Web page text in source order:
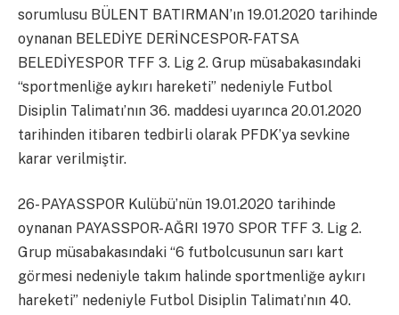
sorumlusu BÜLENT BATIRMAN’ın 19.01.2020 tarihinde
oynanan BELEDİYE DERİNCESPOR-FATSA
BELEDİYESPOR TFF 3. Lig 2. Grup müsabakasındaki
“sportmenliğe aykırı hareketi” nedeniyle Futbol
Disiplin Talimatı’nın 36. maddesi uyarınca 20.01.2020
tarihinden itibaren tedbirli olarak PFDK’ya sevkine
karar verilmiştir.
26- PAYASSPOR Kulübü’nün 19.01.2020 tarihinde
oynanan PAYASSPOR-AĞRI 1970 SPOR TFF 3. Lig 2.
Grup müsabakasındaki “6 futbolcusunun sarı kart
görmesi nedeniyle takım halinde sportmenliğe aykırı
hareketi” nedeniyle Futbol Disiplin Talimatı’nın 40.